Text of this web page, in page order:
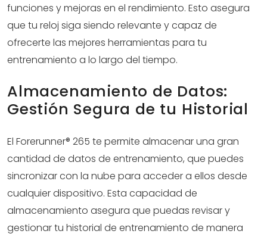
funciones y mejoras en el rendimiento. Esto asegura
que tu reloj siga siendo relevante y capaz de
ofrecerte las mejores herramientas para tu
entrenamiento a lo largo del tiempo.
Almacenamiento de Datos:
Gestión Segura de tu Historial
El Forerunner® 265 te permite almacenar una gran
cantidad de datos de entrenamiento, que puedes
sincronizar con la nube para acceder a ellos desde
cualquier dispositivo. Esta capacidad de
almacenamiento asegura que puedas revisar y
gestionar tu historial de entrenamiento de manera